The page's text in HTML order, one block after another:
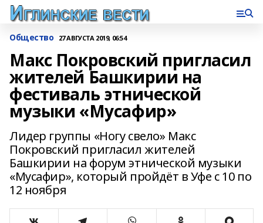
Общество 27 АВГУСТА 2019, 06:54
Макс Покровский пригласил
жителей Башкирии на
фестиваль этнической
музыки «Мусафир»
Лидер группы «Ногу свело» Макс
Покровский пригласил жителей
Башкирии на форум этнической музыки
«Мусафир», который пройдёт в Уфе с 10 по
12 ноября